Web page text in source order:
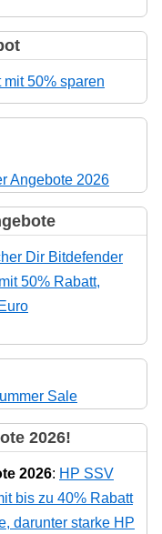
50% sparen
Dir Bitdefender
50% Rabatt,
2026!
2026: HP SSV
bis zu 40% Rabatt
darunter starke HP